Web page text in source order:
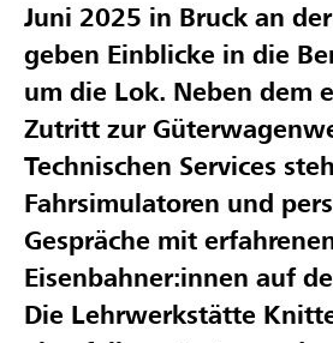
Juni 2025 in Bruck an
geben Einblicke in die
um die Lok. Neben dem
Zutritt zur
Technischen Services
Fahrsimulatoren und
Gespräche mit
Eisenbahner:innen auf
Die Lehrwerkstätte